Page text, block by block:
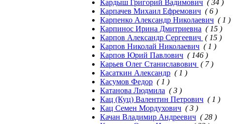
Кардыш Григорий Вадимович ( 34 )
Карпачев Михаил Ефремович ( 6 )
Карпенко Александр Николаевич ( 1 )
Карпинос Ирина Дмитриевна ( 15 )
Карпов Александр Сергеевич ( 15 )
Карпов Николай Николаевич ( 1 )
Карпов Юрий Павлович ( 146 )
Карьев Олег Станиславович ( 7 )
Касаткин Александр ( 1 )
Касумов Федор ( 1 )
Катанова Людмила ( 3 )
Кац (Куц) Валентин Петрович ( 1 )
Кац Семен Мордухович ( 3 )
Качан Владимир Андреевич ( 28 )